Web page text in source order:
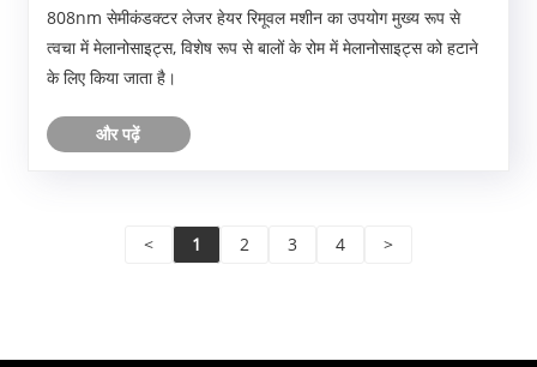
808nm सेमीकंडक्टर लेजर हेयर रिमूवल मशीन का उपयोग मुख्य रूप से
त्वचा में मेलानोसाइट्स, विशेष रूप से बालों के रोम में मेलानोसाइट्स को हटाने
के लिए किया जाता है।
और पढ़ें
< 1 2 3 4 >